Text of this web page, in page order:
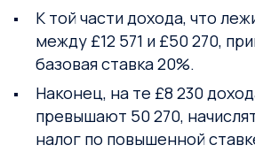
К той части дохода, что
между £12 571 и £50 270,
базовая ставка 20%.
Наконец, на те £8 230
превышают 50 270,
налог по повышенной